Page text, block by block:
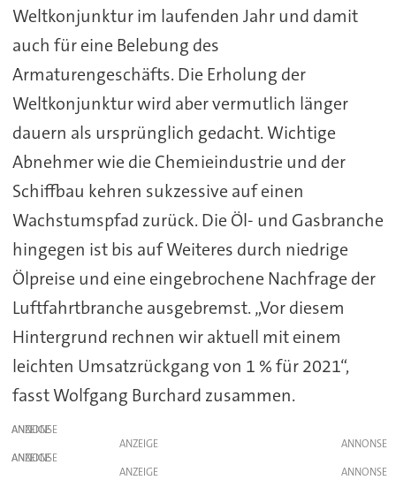
Weltkonjunktur im laufenden Jahr und damit
auch für eine Belebung des
Armaturengeschäfts. Die Erholung der
Weltkonjunktur wird aber vermutlich länger
dauern als ursprünglich gedacht. Wichtige
Abnehmer wie die Chemieindustrie und der
Schiffbau kehren sukzessive auf einen
Wachstumspfad zurück. Die Öl- und Gasbranche
hingegen ist bis auf Weiteres durch niedrige
Ölpreise und eine eingebrochene Nachfrage der
Luftfahrtbranche ausgebremst. „Vor diesem
Hintergrund rechnen wir aktuell mit einem
leichten Umsatzrückgang von 1 % für 2021“,
fasst Wolfgang Burchard zusammen.
ANZEIGE
ANZEIGE
ANZEIGE
ANZEIGE